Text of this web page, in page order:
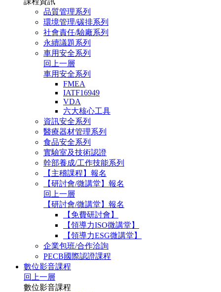
品質管理系列
環境管理/碳排系列
社會責任/驗廠系列
永續議題系列
車用安全系列
回上一層
車用安全系列
FMEA
IATF16949
VDA
六大核心工具
資訊安全系列
醫療器材管理系列
食品安全系列
實驗室及技術認證
幹部養成/工作技能系列
【主稽課程】報名
【研討會/微講堂】報名
回上一層
【研討會/微講堂】報名
【免費研討會】
【領導力ISO微講堂】
【領導力ESG微講堂】
企業包班/合作洽詢
PECB國際認證課程
數位影音課程
回上一層
數位影音課程